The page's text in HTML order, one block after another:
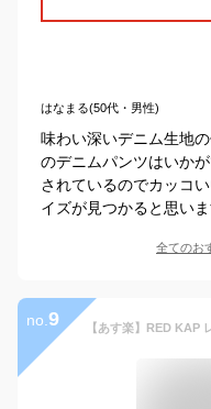
はなまる(50代・男性)
味わい深いデニム生地
のデニムパンツはいか
されているのでカッコ
イズが見つかると思いま
全てのお
no. 9